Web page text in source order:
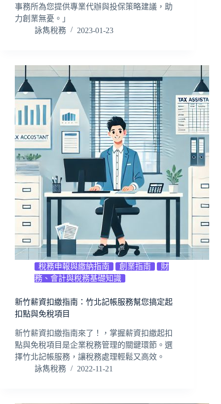
事務所為您提供專業代辦與投保策略建議，助
力創業無憂。」
詠雋稅務
2023-01-23
稅務申報與繳納指南 創業指南
財
務、會計與稅務基礎知識
新竹薪資扣繳指南：竹北記帳服務幫您搞定起
扣點與免稅項目
新竹薪資扣繳指南來了！，掌握薪資扣繳起扣
點與免稅項目是企業稅務管理的關鍵環節。選
擇竹北記帳服務，讓稅務處理輕鬆又高效。
詠雋稅務
2022-11-21